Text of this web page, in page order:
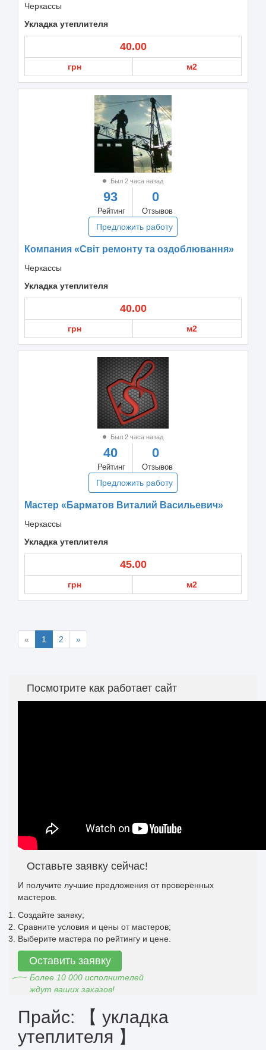
Черкассы
Укладка утеплителя
40.00
грн м2
Был 2 часа назад
93
Рейтинг
0
Отзывов
Предложить работу
Компания «Світ ремонту та оздоблювання»
Черкассы
Укладка утеплителя
40.00
грн м2
Был 2 часа назад
40
Рейтинг
0
Отзывов
Предложить работу
Мастер «Барматов Виталий Васильевич»
Черкассы
Укладка утеплителя
45.00
грн м2
« 1 2 »
Посмотрите как работает сайт
Оставьте заявку сейчас!
И получите лучшие предложения от проверенных
мастеров.
Создайте заявку;
Сравните условия и цены от мастеров;
Выберите мастера по рейтингу и цене.
Оставить заявку
Более 10 000 исполнителей
ждут ваших заказов!
Прайс: 【 укладка
утеплителя 】